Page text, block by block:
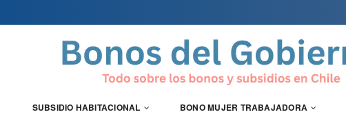
SUBSIDIO HABITACIONAL BONO MUJER TRABAJADORA